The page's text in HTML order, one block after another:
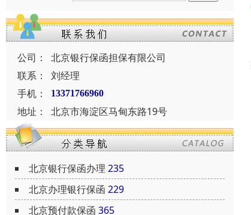
公司：
北京银行保函担保有限公司
联系：
刘经理
手机：
13371766960
地址： 北京市海淀区马甸东路19号
北京银行保函办理 235
北京办理银行保函 229
北京预付款保函 365